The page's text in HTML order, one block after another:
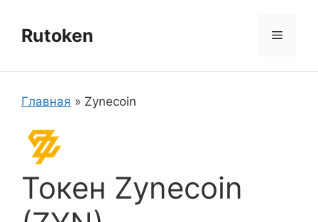
содержимому
Rutoken Меню
Главная » Zynecoin
Токен Zynecoin